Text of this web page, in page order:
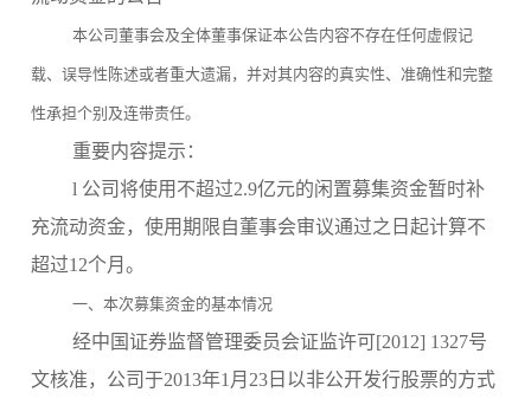
本公司董事会及全体董事保证本公告内容不存在任何虚假记
载、误导性陈述或者重大遗漏，并对其内容的真实性、准确性和完整
性承担个别及连带责任。
重要内容提示：
l 公司将使用不超过2.9亿元的闲置募集资金暂时补
充流动资金，使用期限自董事会审议通过之日起计算不
超过12个月。
一、本次募集资金的基本情况
经中国证券监督管理委员会证监许可[2012] 1327号
文核准，公司于2013年1月23日以非公开发行股票的方式